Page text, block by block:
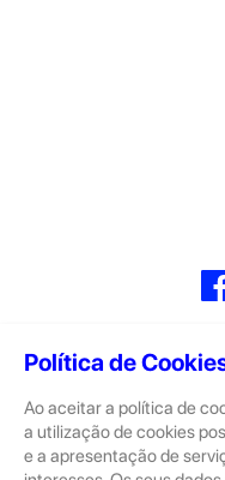
Política de
Ao aceitar a política de
a utilização de cookies
e a apresentação de
A GeekStore é a tua loja